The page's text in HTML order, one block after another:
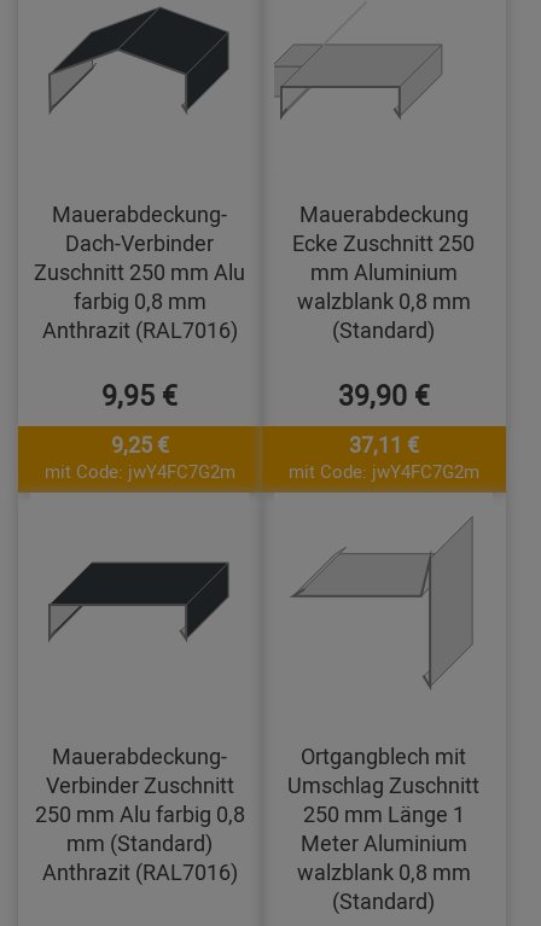
Mauerabdeckung-
Dach-Verbinder
Zuschnitt 250 mm Alu
farbig 0,8 mm
Anthrazit (RAL7016)
9,95 €
9,25 €
mit Code: jwY4FC7G2m
Mauerabdeckung
Ecke Zuschnitt 250
mm Aluminium
walzblank 0,8 mm
(Standard)
39,90 €
37,11 €
mit Code: jwY4FC7G2m
Mauerabdeckung-
Verbinder Zuschnitt
250 mm Alu farbig 0,8
mm (Standard)
Anthrazit (RAL7016)
Ortgangblech mit
Umschlag Zuschnitt
250 mm Länge 1
Meter Aluminium
walzblank 0,8 mm
(Standard)